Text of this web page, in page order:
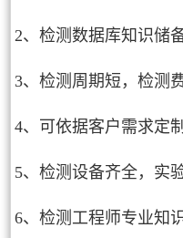
2、检测数据库知识储
3、检测周期短，检测
4、可依据客户需求定
5、检测设备齐全，实
6、检测工程师专业知